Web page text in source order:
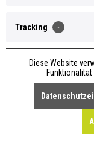
Seife Namasté Lotus
Special Edition
Tracking
Diese Website
Funktionalität